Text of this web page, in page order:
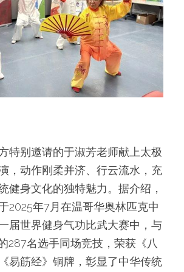
特别邀请的于淑芳老师献上太极
，动作刚柔并济、行云流水，充
健身文化的独特魅力。据介绍，
2025年7月在温哥华奥林匹克中
届世界健身气功比武大赛中，与
287名选手同场竞技，荣获《八
易筋经》铜牌，彰显了中华传统